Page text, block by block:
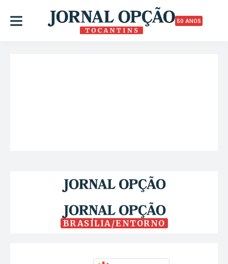
50 ANOS
BRASÍLIA/ENTORNO